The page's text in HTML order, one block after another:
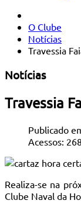
O Clube
Notícias
Travessia
Notícias
Travessia
Publicado
Acessos:
Realiza-se na
Clube Naval da